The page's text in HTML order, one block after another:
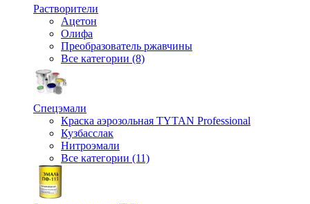
Растворители
Ацетон
Олифа
Преобразователь ржавчины
Все категории (8)
Спецэмали
Краска аэрозольная TYTAN Professional
Кузбасслак
Нитроэмали
Все категории (11)